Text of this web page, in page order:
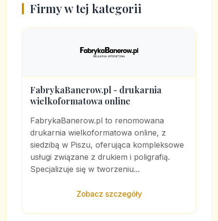
Firmy w tej kategorii
FabrykaBanerow.pl - drukarnia
wielkoformatowa online
FabrykaBanerow.pl to renomowana
drukarnia wielkoformatowa online, z
siedzibą w Piszu, oferująca kompleksowe
usługi związane z drukiem i poligrafią.
Specjalizuje się w tworzeniu...
Zobacz szczegóły